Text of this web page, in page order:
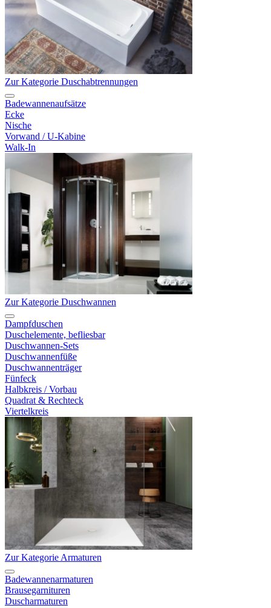
Zur Kategorie Duschabtrennungen
Badewannenaufsätze
Ecke
Nische
Vorwand / U-Kabine
Walk-In
Zur Kategorie Duschwannen
Dampfduschen
Duschelemente, befliesbar
Duschwannen-Sets
Duschwannenfüße
Duschwannenträger
Fünfeck
Halbkreis / Vorbau
Quadrat & Rechteck
Viertelkreis
Zur Kategorie Armaturen
Badewannenarmaturen
Brausegarnituren
Duscharmaturen